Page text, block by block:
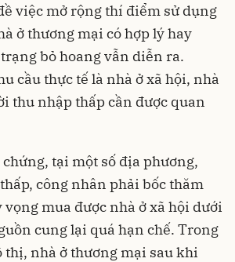
việc mở rộng thí điểm sử dụng
ở thương mại có hợp lý hay
bỏ hoang vẫn diễn ra.
cầu thực tế là nhà ở xã hội, nhà
thu nhập thấp cần được quan
tại một số địa phương,
công nhân phải bốc thăm
mua được nhà ở xã hội dưới
cung lại quá hạn chế. Trong
thị, nhà ở thương mại sau khi